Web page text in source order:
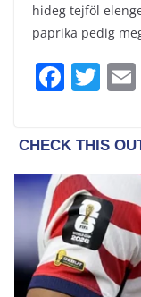
hideg tejföl
paprika pedig
F
c
e
b
o
o
k
T
itt
er